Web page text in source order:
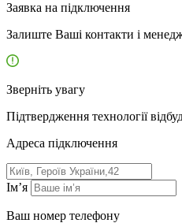
Заявка на підключення
Залиште Ваші контакти і
Зверніть увагу
Підтвердження технології
Адресa підключення
Ім’я
Ваш номер телефону